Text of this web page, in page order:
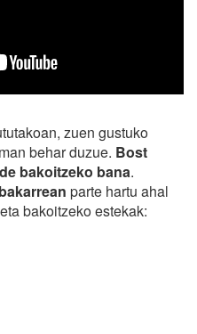
zuen gustuko
behar duzue. Bost
bakoitzeko bana.
bakarrean parte hartu ahal
bakoitzeko estekak: